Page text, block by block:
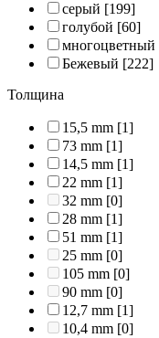
серый [199]
голубой [60]
многоцветный
Бежевый [222]
Толщина
15,5 mm [1]
73 mm [1]
14,5 mm [1]
22 mm [1]
32 mm [0]
28 mm [1]
51 mm [1]
25 mm [0]
105 mm [0]
90 mm [0]
12,7 mm [1]
10,4 mm [0]